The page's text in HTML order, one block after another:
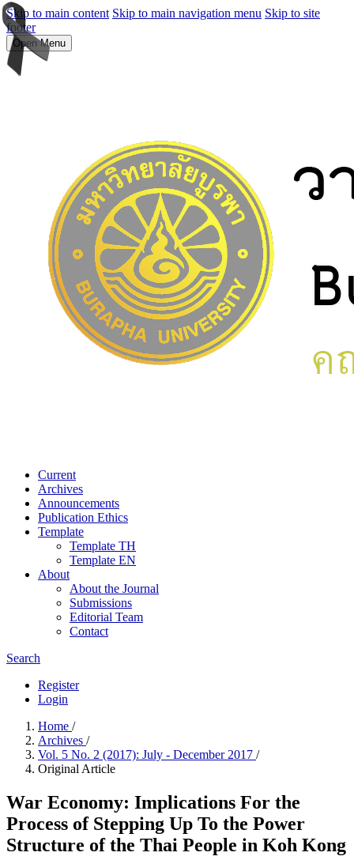
Skip to main content Skip to main navigation menu Skip to site
footer
Open Menu
Current
Archives
Announcements
Publication Ethics
Template
Template TH
Template EN
About
About the Journal
Submissions
Editorial Team
Contact
Search
Register
Login
Home /
Archives /
Vol. 5 No. 2 (2017): July - December 2017 /
Original Article
War Economy: Implications For the
Process of Stepping Up To the Power
Structure of the Thai People in Koh Kong